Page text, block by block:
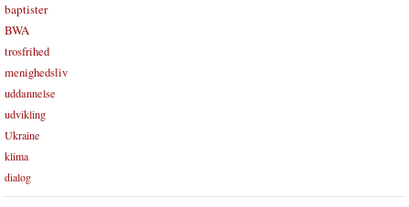
baptister
BWA
trosfrihed
menighedsliv
uddannelse
udvikling
Ukraine
klima
dialog